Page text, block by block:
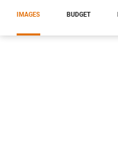
IMAGES BUDGET